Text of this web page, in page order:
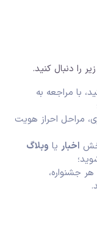
را دنبال کنید.
با مراجعه به
مراحل احراز هویت
اخبار یا وبلاگ
جشنواره،